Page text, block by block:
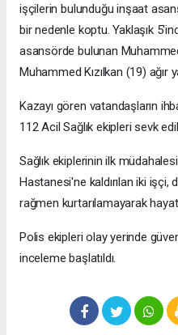
işçilerin bulunduğu inşaat
bir nedenle koptu. Yaklaşık
asansörde bulunan
Muhammed Kızılkan (19) ağır
Kazayı gören vatandaşların
112 Acil Sağlık ekipleri sevk
Sağlık ekiplerinin ilk
Hastanesi'ne kaldırılan iki
rağmen kurtarılamayarak
Polis ekipleri olay yerinde
inceleme başlatıldı.